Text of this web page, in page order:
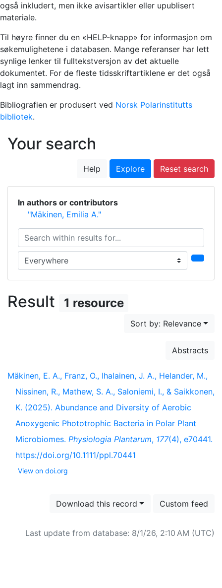
også inkludert, men ikke avisartikler eller upublisert
materiale.
Til høyre finner du en «HELP-knapp» for informasjon om
søkemulighetene i databasen. Mange referanser har lett
synlige lenker til fulltekstversjon av det aktuelle
dokumentet. For de fleste tidsskriftartiklene er det også
lagt inn sammendrag.
Bibliografien er produsert ved Norsk Polarinstitutts
bibliotek.
Your search
Help Explore Reset search
In authors or contributors
"Mäkinen, Emilia A."
Search within results for...
Search in...
Result 1 resource
Sort by: Relevance
Abstracts
Mäkinen, E. A., Franz, O., Ihalainen, J. A., Helander, M.,
Nissinen, R., Mathew, S. A., Saloniemi, I., & Saikkonen,
K. (2025). Abundance and Diversity of Aerobic
Anoxygenic Phototrophic Bacteria in Polar Plant
Microbiomes. Physiologia Plantarum, 177(4), e70441.
https://doi.org/10.1111/ppl.70441
View on doi.org
Download this record Custom feed
Last update from database: 8/1/26, 2:10 AM (UTC)